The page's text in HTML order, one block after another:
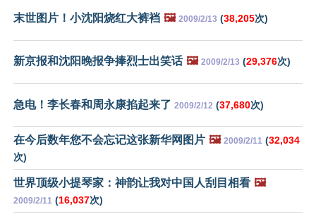
末世图片！小沈阳烧红大裤裆 🖼️ 2009/2/13 (38,205次)
新京报和沈阳晚报争捧烈士出笑话 🖼️ 2009/2/13 (29,376次)
急电！李长春和周永康掐起来了 2009/2/12 (37,680次)
在今后数年您不会忘记这张新华网图片 🖼️ 2009/2/11 (32,034
次)
世界顶级小提琴家：神韵让我对中国人刮目相看 🖼️
2009/2/11 (16,037次)